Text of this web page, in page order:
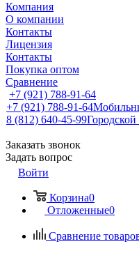
Компания
О компании
Контакты
Лицензия
Контакты
Покупка оптом
Сравнение
+7 (921) 788-91-64
+7 (921) 788-91-64
8 (812) 640-45-99
Заказать звонок
Задать вопрос
Войти
Корзина0
Отложенные0
Сравнение